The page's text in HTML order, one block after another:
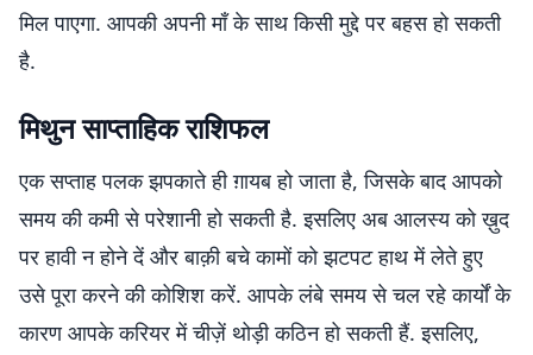
मिल पाएगा. आपकी अपनी माँ के साथ किसी मुद्दे पर बहस हो सकती
है.
मिथुन साप्ताहिक राशिफल
एक सप्ताह पलक झपकाते ही ग़ायब हो जाता है, जिसके बाद आपको
समय की कमी से परेशानी हो सकती है. इसलिए अब आलस्य को ख़ुद
पर हावी न होने दें और बाक़ी बचे कामों को झटपट हाथ में लेते हुए
उसे पूरा करने की कोशिश करें. आपके लंबे समय से चल रहे कार्यों के
कारण आपके करियर में चीज़ें थोड़ी कठिन हो सकती हैं. इसलिए,